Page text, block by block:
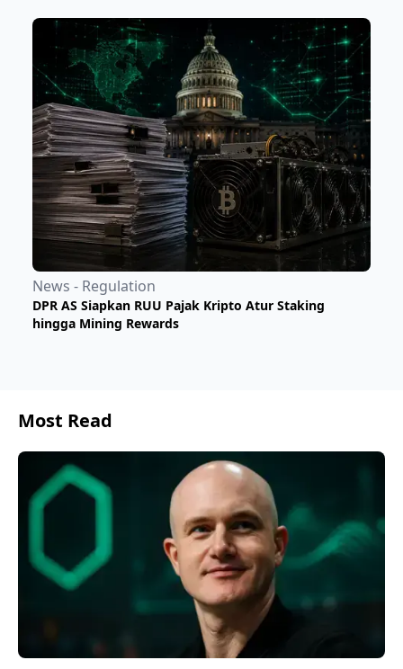
News - Regulation
DPR AS Siapkan RUU Pajak Kripto Atur Staking
hingga Mining Rewards
Most Read